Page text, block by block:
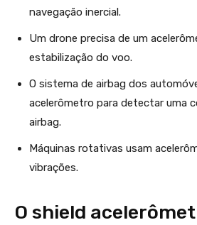
navegação inercial.
Um drone precisa de um
estabilização do voo.
O sistema de airbag dos
acelerômetro para detectar uma
airbag.
Máquinas rotativas usam
vibrações.
O shield